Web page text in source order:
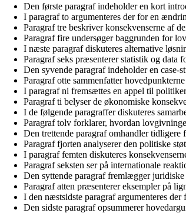
Den første paragraf indeholder en kort
I paragraf to argumenteres der for en
Paragraf tre beskriver konsekvenserne af
Paragraf fire undersøger baggrunden for
I næste paragraf diskuteres alternative
Paragraf seks præsenterer statistik og data
Den syvende paragraf indeholder en case-
Paragraf otte sammenfatter
I paragraf ni fremsættes en appel til
Paragraf ti belyser de økonomiske
I de følgende paragraffer diskuteres
Paragraf tolv forklarer, hvordan
Den trettende paragraf omhandler tidligere
Paragraf fjorten analyserer den politiske
I paragraf femten diskuteres
Paragraf seksten ser på internationale
Den syttende paragraf fremlægger
Paragraf atten præsenterer eksempler på
I den næstsidste paragraf argumenteres
Den sidste paragraf opsummerer